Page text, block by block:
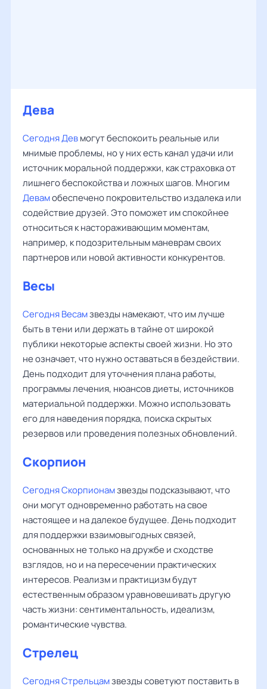
Дева
Сегодня Девмогут беспокоить реальные или
мнимые проблемы, но у них есть канал удачи или
источник моральной поддержки, как страховка от
лишнего беспокойства и ложных шагов. Многим
Девамобеспечено покровительство издалека или
содействие друзей. Это поможет им спокойнее
относиться к настораживающим моментам,
например, к подозрительным маневрам своих
партнеров или новой активности конкурентов.
Весы
Сегодня Весамзвезды намекают, что им лучше
быть в тени или держать в тайне от широкой
публики некоторые аспекты своей жизни. Но это
не означает, что нужно оставаться в бездействии.
День подходит для уточнения плана работы,
программы лечения, нюансов диеты, источников
материальной поддержки. Можно использовать
его для наведения порядка, поиска скрытых
резервов или проведения полезных обновлений.
Скорпион
Сегодня Скорпионамзвезды подсказывают, что
они могут одновременно работать на свое
настоящее и на далекое будущее. День подходит
для поддержки взаимовыгодных связей,
основанных не только на дружбе и сходстве
взглядов, но и на пересечении практических
интересов. Реализм и практицизм будут
естественным образом уравновешивать другую
часть жизни: сентиментальность, идеализм,
романтические чувства.
Стрелец
Сегодня Стрельцамзвезды советуют поставить в